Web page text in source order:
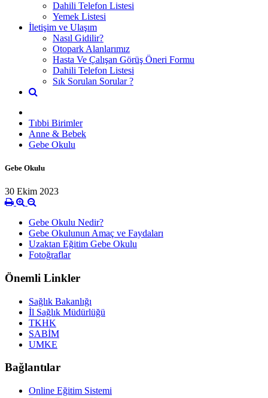
Dahili Telefon Listesi
Yemek Listesi
İletişim ve Ulaşım
Nasıl Gidilir?
Otopark Alanlarımız
Hasta Ve Çalışan Görüş Öneri Formu
Dahili Telefon Listesi
Sık Sorulan Sorular ?
Tıbbi Birimler
Anne & Bebek
Gebe Okulu
Gebe Okulu
30 Ekim 2023
Gebe Okulu Nedir?
Gebe Okulunun Amaç ve Faydaları
Uzaktan Eğitim Gebe Okulu
Fotoğraflar
Önemli Linkler
Sağlık Bakanlığı
İl Sağlık Müdürlüğü
TKHK
SABİM
UMKE
Bağlantılar
Online Eğitim Sistemi